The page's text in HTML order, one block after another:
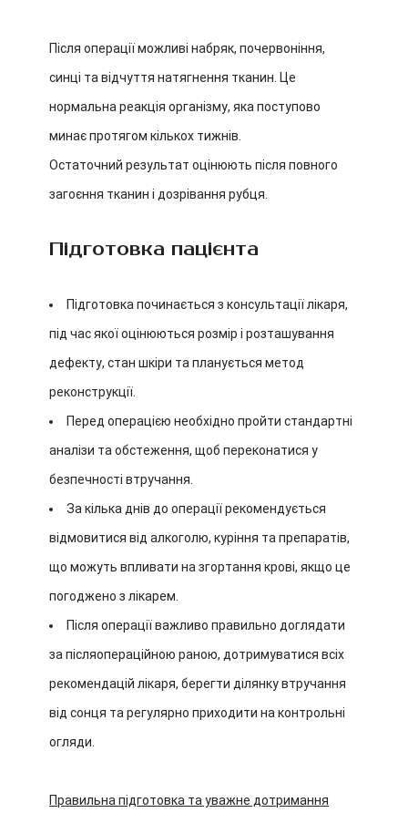
Після операції можливі набряк, почервоніння,
синці та відчуття натягнення тканин. Це
нормальна реакція організму, яка поступово
минає протягом кількох тижнів.
Остаточний результат оцінюють після повного
загоєння тканин і дозрівання рубця.
Підготовка пацієнта
Підготовка починається з консультації лікаря,
під час якої оцінюються розмір і розташування
дефекту, стан шкіри та планується метод
реконструкції.
Перед операцією необхідно пройти стандартні
аналізи та обстеження, щоб переконатися у
безпечності втручання.
За кілька днів до операції рекомендується
відмовитися від алкоголю, куріння та препаратів,
що можуть впливати на згортання крові, якщо це
погоджено з лікарем.
Після операції важливо правильно доглядати
за післяопераційною раною, дотримуватися всіх
рекомендацій лікаря, берегти ділянку втручання
від сонця та регулярно приходити на контрольні
огляди.
Правильна підготовка та уважне дотримання